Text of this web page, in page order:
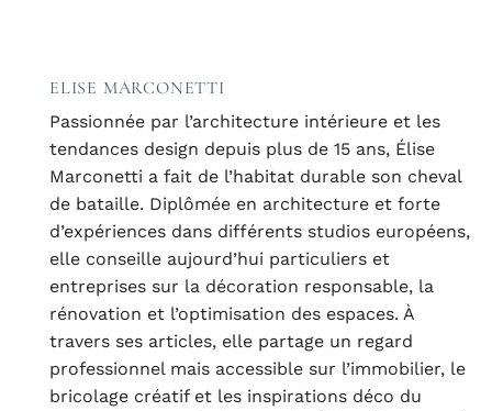
ELISE MARCONETTI
Passionnée par l’architecture intérieure et les
tendances design depuis plus de 15 ans, Élise
Marconetti a fait de l’habitat durable son cheval
de bataille. Diplômée en architecture et forte
d’expériences dans différents studios européens,
elle conseille aujourd’hui particuliers et
entreprises sur la décoration responsable, la
rénovation et l’optimisation des espaces. À
travers ses articles, elle partage un regard
professionnel mais accessible sur l’immobilier, le
bricolage créatif et les inspirations déco du